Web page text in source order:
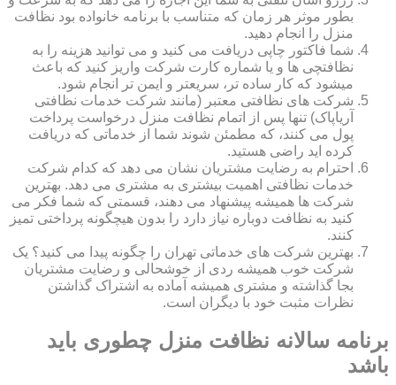
بطور موثر هر زمان که متناسب با برنامه خانواده بود نظافت
منزل را انجام دهید.
شما فاکتور چاپی دریافت می کنید و می توانید هزینه را به
نظافتچی ها و یا شماره کارت شرکت واریز کنید که باعث
میشود که کار ساده تر، سریعتر و ایمن تر انجام شود.
شرکت های نظافتی معتبر (مانند شرکت خدمات نظافتی
آریاپاک) تنها پس از اتمام نظافت منزل درخواست پرداخت
پول می کنند، که مطمئن شوند شما از خدماتی که دریافت
کرده اید راضی هستید.
احترام به رضایت مشتریان نشان می دهد که کدام شرکت
خدمات نظافتی اهمیت بیشتری به مشتری می دهد. بهترین
شرکت ها همیشه پیشنهاد می دهند، قسمتی که شما فکر می
کنید به نظافت دوباره نیاز دارد را بدون هیچگونه پرداختی تمیز
کنند.
بهترین شرکت های خدماتی تهران را چگونه پیدا می کنید؟ یک
شرکت خوب همیشه ردی از خوشحالی و رضایت مشتریان
بجا گذاشته و مشتری همیشه آماده به اشتراک گذاشتن
نظرات مثبت خود با دیگران است.
برنامه سالانه نظافت منزل چطوری باید
باشد